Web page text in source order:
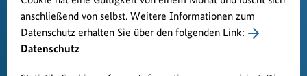
anschließend von selbst. Weitere Informationen zum
Datenschutz erhalten Sie über den folgenden Link:
Datenschutz